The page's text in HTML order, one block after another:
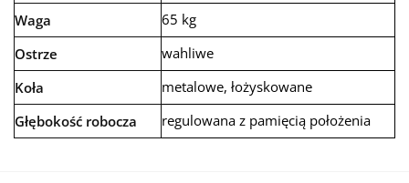
Waga
65 kg
Ostrze
wahliwe
Koła
metalowe, łożyskowane
Głębokość robocza
regulowana z pamięcią położenia